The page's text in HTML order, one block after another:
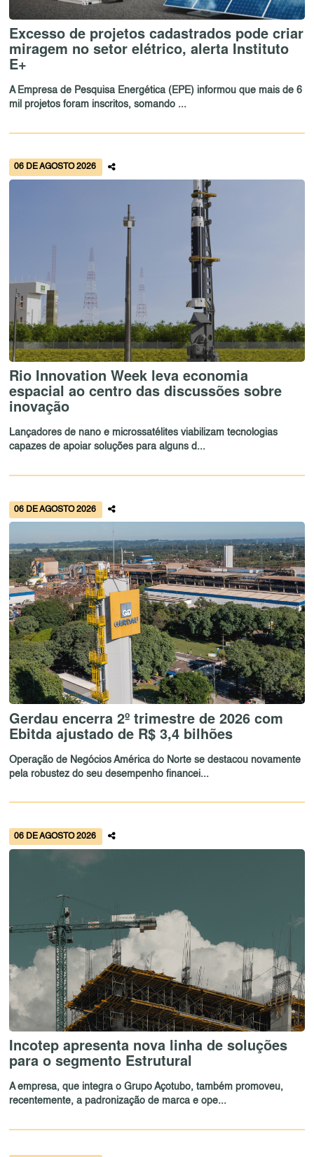
Excesso de projetos cadastrados pode criar
miragem no setor elétrico, alerta Instituto
E+
A Empresa de Pesquisa Energética (EPE) informou que mais de 6
mil projetos foram inscritos, somando ...
06 DE AGOSTO 2026
Rio Innovation Week leva economia
espacial ao centro das discussões sobre
inovação
Lançadores de nano e microssatélites viabilizam tecnologias
capazes de apoiar soluções para alguns d...
06 DE AGOSTO 2026
Gerdau encerra 2º trimestre de 2026 com
Ebitda ajustado de R$ 3,4 bilhões
Operação de Negócios América do Norte se destacou novamente
pela robustez do seu desempenho financei...
06 DE AGOSTO 2026
Incotep apresenta nova linha de soluções
para o segmento Estrutural
A empresa, que integra o Grupo Açotubo, também promoveu,
recentemente, a padronização de marca e ope...